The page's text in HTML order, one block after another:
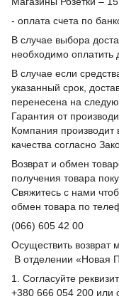
- оплата счета по
В случае выбора
необходимо оплатить
В случае если
указанный срок,
перенесена на
Гарантия от
Компания производит
качества согласно
Возврат и обмен
получения товара
Свяжитесь с нами
обмен товара по
(066) 605 42 00
Осуществить возврат
В отделении «Новая
1. Согласуйте
+380 666 054 200 или